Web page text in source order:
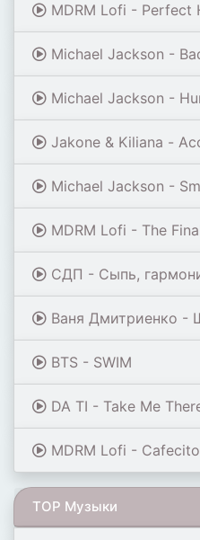
MDRM Lofi - Perfect
Michael Jackson -
Michael Jackson -
Jakone & Kiliana -
Michael Jackson -
MDRM Lofi - The
СДП - Сыпь,
Ваня Дмитриенко -
BTS - SWIM
DA TI - Take Me
MDRM Lofi -
TOP Музыки